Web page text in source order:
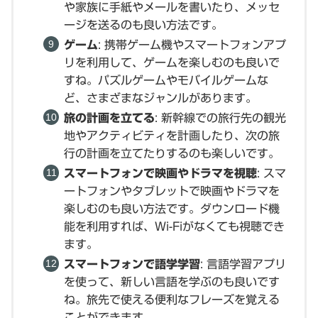
や家族に手紙やメールを書いたり、メッセ
ージを送るのも良い方法です。
ゲーム: 携帯ゲーム機やスマートフォンアプ
リを利用して、ゲームを楽しむのも良いで
すね。パズルゲームやモバイルゲームな
ど、さまざまなジャンルがあります。
旅の計画を立てる: 新幹線での旅行先の観光
地やアクティビティを計画したり、次の旅
行の計画を立てたりするのも楽しいです。
スマートフォンで映画やドラマを視聴: スマ
ートフォンやタブレットで映画やドラマを
楽しむのも良い方法です。ダウンロード機
能を利用すれば、Wi-Fiがなくても視聴でき
ます。
スマートフォンで語学学習: 言語学習アプリ
を使って、新しい言語を学ぶのも良いです
ね。旅先で使える便利なフレーズを覚える